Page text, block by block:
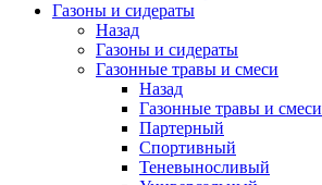
Газоны и сидераты
Назад
Газоны и сидераты
Газонные травы и смеси
Назад
Газонные травы и смеси
Партерный
Спортивный
Теневыносливый